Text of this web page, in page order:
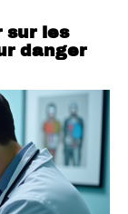
sur les
danger